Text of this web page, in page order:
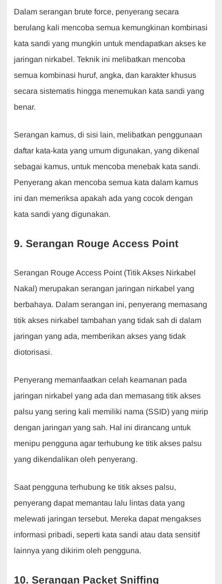
Dalam serangan brute force, penyerang secara
berulang kali mencoba semua kemungkinan kombinasi
kata sandi yang mungkin untuk mendapatkan akses ke
jaringan nirkabel. Teknik ini melibatkan mencoba
semua kombinasi huruf, angka, dan karakter khusus
secara sistematis hingga menemukan kata sandi yang
benar.
Serangan kamus, di sisi lain, melibatkan penggunaan
daftar kata-kata yang umum digunakan, yang dikenal
sebagai kamus, untuk mencoba menebak kata sandi.
Penyerang akan mencoba semua kata dalam kamus
ini dan memeriksa apakah ada yang cocok dengan
kata sandi yang digunakan.
9. Serangan Rouge Access Point
Serangan Rouge Access Point (Titik Akses Nirkabel
Nakal) merupakan serangan jaringan nirkabel yang
berbahaya. Dalam serangan ini, penyerang memasang
titik akses nirkabel tambahan yang tidak sah di dalam
jaringan yang ada, memberikan akses yang tidak
diotorisasi.
Penyerang memanfaatkan celah keamanan pada
jaringan nirkabel yang ada dan memasang titik akses
palsu yang sering kali memiliki nama (SSID) yang mirip
dengan jaringan yang sah. Hal ini dirancang untuk
menipu pengguna agar terhubung ke titik akses palsu
yang dikendalikan oleh penyerang.
Saat pengguna terhubung ke titik akses palsu,
penyerang dapat memantau lalu lintas data yang
melewati jaringan tersebut. Mereka dapat mengakses
informasi pribadi, seperti kata sandi atau data sensitif
lainnya yang dikirim oleh pengguna.
10. Serangan Packet Sniffing